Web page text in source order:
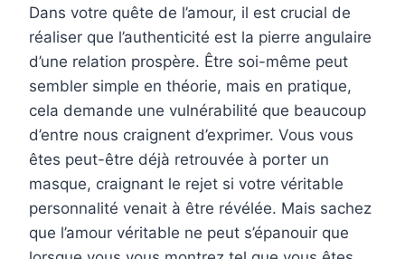
Dans votre quête de l’amour, il est crucial de
réaliser que l’authenticité est la pierre angulaire
d’une relation prospère. Être soi-même peut
sembler simple en théorie, mais en pratique,
cela demande une vulnérabilité que beaucoup
d’entre nous craignent d’exprimer. Vous vous
êtes peut-être déjà retrouvée à porter un
masque, craignant le rejet si votre véritable
personnalité venait à être révélée. Mais sachez
que l’amour véritable ne peut s’épanouir que